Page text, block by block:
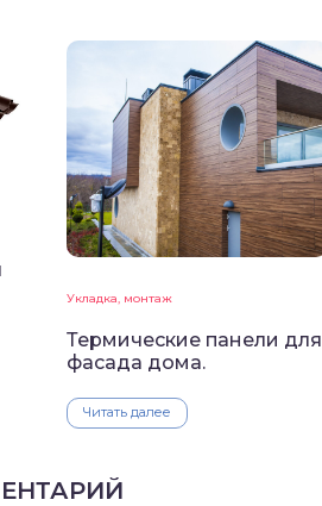
Укладка, монтаж
Термические панели для
фасада дома.
Читать далее